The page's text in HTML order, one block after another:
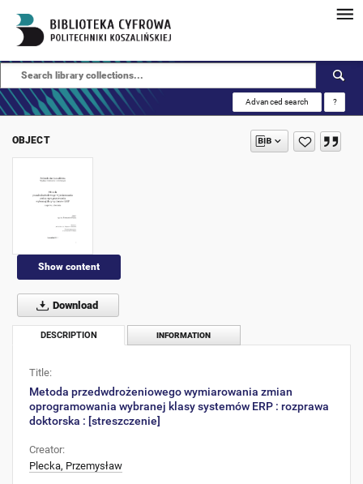
Advanced search ?
OBJECT
Show content
Download
DESCRIPTION INFORMATION
Title:
Metoda przedwdrożeniowego wymiarowania zmian
oprogramowania wybranej klasy systemów ERP : rozprawa
doktorska : [streszczenie]
Creator:
Plecka, Przemysław